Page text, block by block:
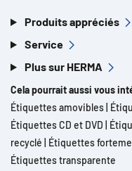
Produits appréciés
Service
Plus sur HERMA
Cela pourrait aussi vous
Étiquettes amovibles
Étiquettes CD et DVD
recyclé
Étiquettes
Étiquettes transparente